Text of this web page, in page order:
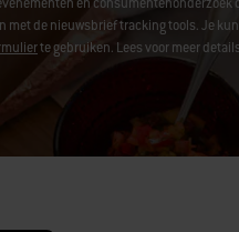
en consumentenonderzoek
de nieuwsbrief tracking tools. Je
te gebruiken. Lees voor meer